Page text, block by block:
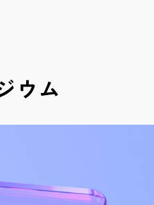
基盤の確保に貢献しています。
教育・福祉等への
場での公演映像活用の開発、なら
台芸術映像配信サービス「みるス
ウム